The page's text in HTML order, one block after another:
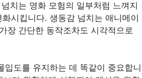
치는 영화 모험의 일부처럼 느껴지
시킵니다. 생동감 넘치는 애니메이
장 간단한 동작조차도 시각적으로
도를 유지하는 데 똑같이 중요합니